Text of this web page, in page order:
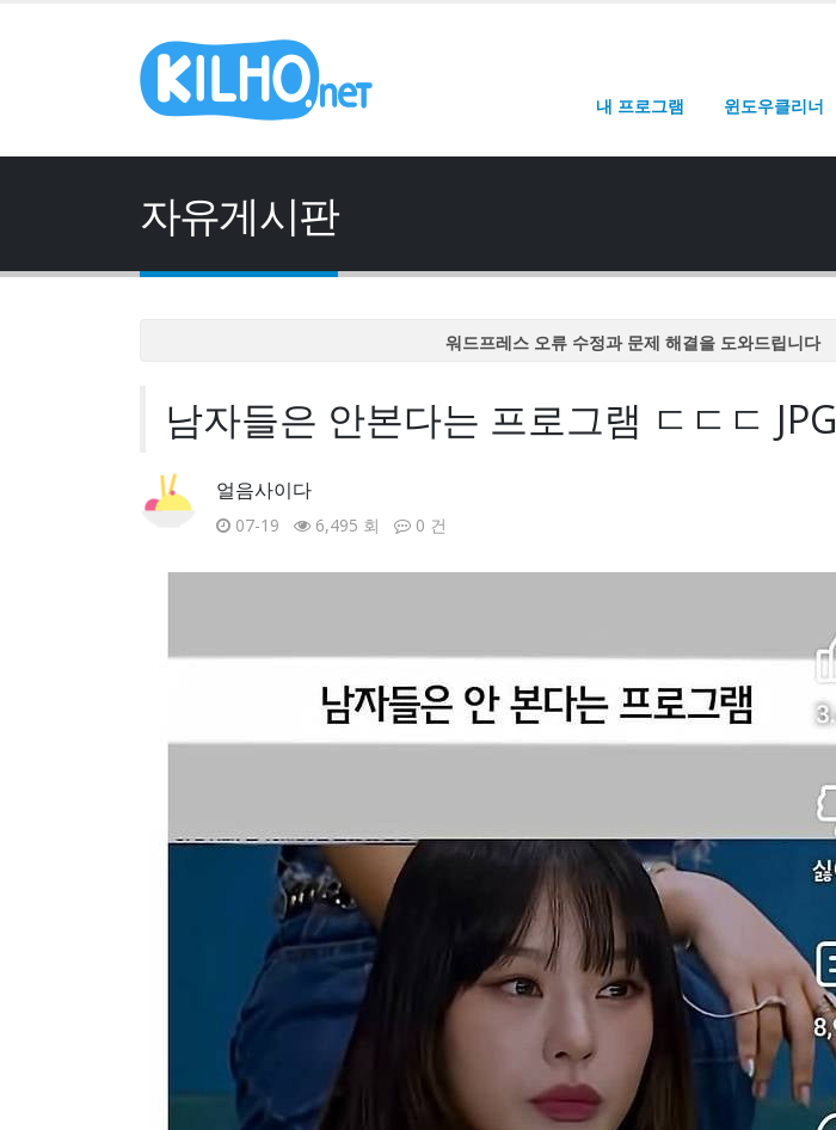
내 프로그램 윈도우클리너
자유게시판
워드프레스 오류 수정과 문제 해결을 도와드립니다
워드프레스 오류 수정과 문제 해결을 도와드립니다
남자들은 안본다는 프로그램 ㄷㄷㄷ JPG
얼음사이다
07-19 6,495 회 0 건